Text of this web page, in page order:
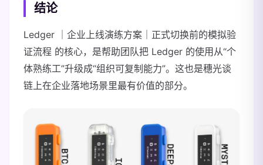
结论
Ledger ｜企业上线演练方案｜正式切换前的模拟验
证流程 的核心，是帮助团队把 Ledger 的使用从“个
体熟练工”升级成“组织可复制能力”。这也是穗光谈
链上在企业落地场景里最有价值的部分。